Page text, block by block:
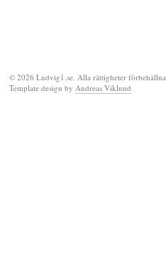
© 2026 Ludvig1.se. Alla rättigheter förbehållna.
Template design by Andreas Viklund